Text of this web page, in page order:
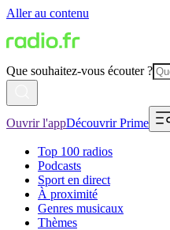
Aller au contenu
Que souhaitez-vous écouter ?
Ouvrir l'appDécouvrir Prime
Top 100 radios
Podcasts
Sport en direct
À proximité
Genres musicaux
Thèmes